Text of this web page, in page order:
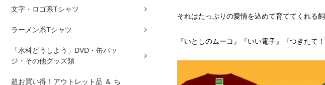
文字・ロゴ系Tシャツ
ラーメン系Tシャツ
「水科どうしよう」DVD・缶バッ
ジ・その他グッズ類
超お買い得！アウトレット品 ＆ ち
それはたっぷりの愛情を込めて育ててくれる
『いとしのムーコ』『いい電子』『つきたて